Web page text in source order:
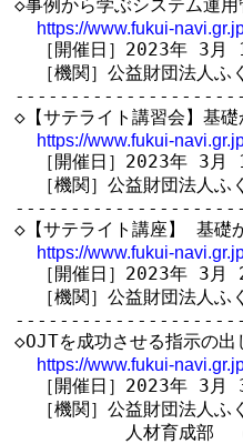
◇事例から学ぶシステム運
https://www.fukui-
［開催日］2023年 3月
［機関］公益財団法人ふ
◇【サテライト講習会】基
https://www.fukui-
［開催日］2023年 3月
［機関］公益財団法人ふ
◇【サテライト講座】 基礎
https://www.fukui-
［開催日］2023年 3月
［機関］公益財団法人ふ
◇OJTを成功させる指示の
https://www.fukui-
［開催日］2023年 3月
［機関］公益財団法人ふ
人材育成部　（